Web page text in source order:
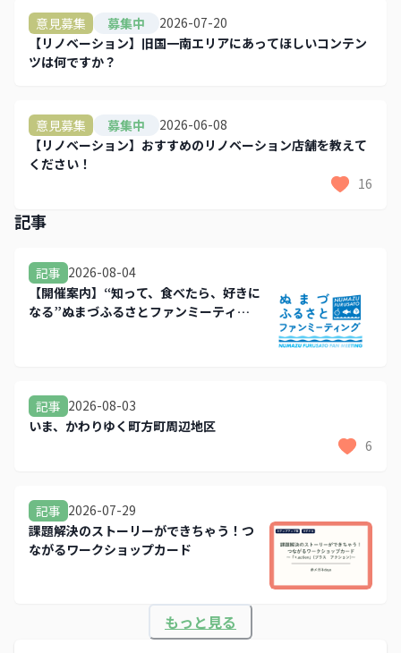
意見募集 募集中
2026-07-20
【リノベーション】旧国一南エリアにあってほしいコンテン
ツは何ですか？
意見募集 募集中
2026-06-08
【リノベーション】おすすめのリノベーション店舗を教えて
ください！
16
記事
記事 2026-08-04
【開催案内】“知って、食べたら、好きに
なる”ぬまづふるさとファンミーティン
記事 2026-08-03
いま、かわりゆく町方町周辺地区
6
記事 2026-07-29
課題解決のストーリーができちゃう！つ
ながるワークショップカード
もっと見る